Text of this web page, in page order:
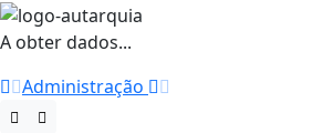
A obter dados...
Administração